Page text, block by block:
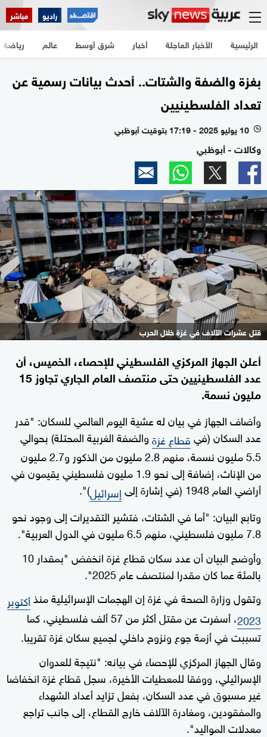
راديو مباشر
الرئيسية الأخبار العاجلة أخبار شرق أوسط عالم رياضة
بغزة والضفة والشتات.. أحدث بيانات رسمية عن
تعداد الفلسطينيين
l 10 يوليو 2025 - 17:19 بتوقيت أبوظبي
وكالات - أبوظبي
قتل عشرات الآلاف في غزة خلال الحرب
أعلن الجهاز المركزي الفلسطيني للإحصاء، الخميس، أن
عدد الفلسطينيين حتى منتصف العام الجاري تجاوز 15
مليون نسمة.
وأضاف الجهاز في بيان له عشية اليوم العالمي للسكان: "قدر
عدد السكان (فيقطاع غزةوالضفة الغربية المحتلة) بحوالي
5.5 مليون نسمة، منهم 2.8 مليون من الذكور و2.7 مليون
من الإناث، إضافة إلى نحو 1.9 مليون فلسطيني يقيمون في
أراضي العام 1948 (في إشارة إلى
إسرائيل)".
وتابع البيان: "أما في الشتات، فتشير التقديرات إلى وجود نحو
7.8 مليون فلسطيني، منهم 6.5 مليون في الدول العربية".
وأوضح البيان أن عدد سكان قطاع غزة انخفض "بمقدار 10
بالمئة عما كان مقدرا لمنتصف عام 2025".
وتقول وزارة الصحة في غزة إن الهجمات الإسرائيلية منذأكتوبر
2023
، أسفرت عن مقتل أكثر من 57 ألف فلسطيني، كما
تسببت في أزمة جوع ونزوح داخلي لجميع سكان غزة تقريبا.
وقال الجهاز المركزي للإحصاء في بيانه: "نتيجة للعدوان
الإسرائيلي، ووفقا للمعطيات الأخيرة، سجل قطاع غزة انخفاضا
غير مسبوق في عدد السكان، بفعل تزايد أعداد الشهداء
والمفقودين، ومغادرة الآلاف خارج القطاع، إلى جانب تراجع
معدلات المواليد".